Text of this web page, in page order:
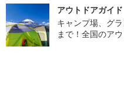
アウトドアガイド
キャンプ場、グ
まで！全国のア